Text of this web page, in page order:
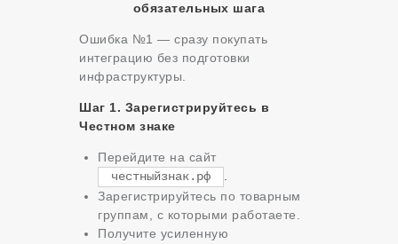
обязательных шага
Ошибка №1 — сразу покупать
интеграцию без подготовки
инфраструктуры.
Шаг 1. Зарегистрируйтесь в
Честном знаке
Перейдите на сайт
честныйзнак.рф
.
Зарегистрируйтесь по товарным
группам, с которыми работаете.
Получите усиленную